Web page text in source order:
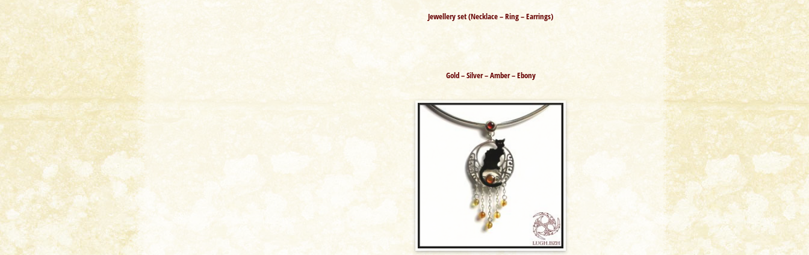
Jewellery set (Necklace – Ring – Earrings)
Gold – Silver – Amber – Ebony